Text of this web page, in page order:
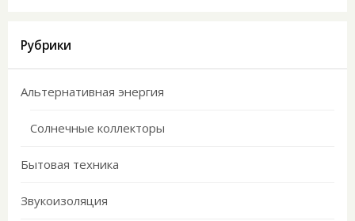
Рубрики
Альтернативная энергия
Солнечные коллекторы
Бытовая техника
Звукоизоляция